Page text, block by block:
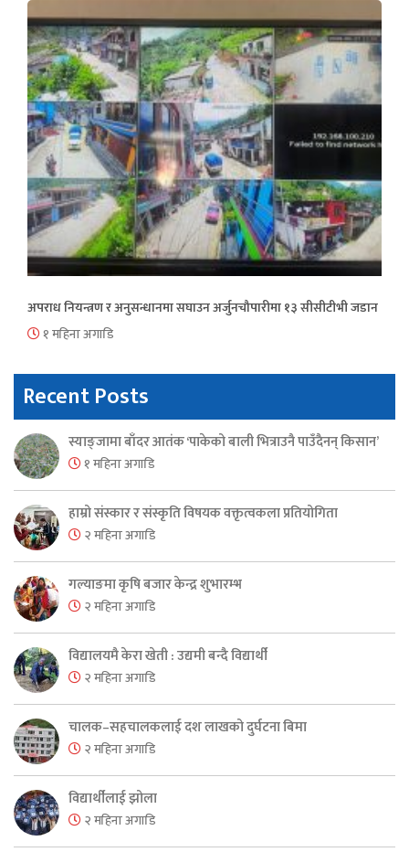
अपराध नियन्त्रण र अनुसन्धानमा सघाउन अर्जुनचौपारीमा १३ सीसीटीभी जडान
१ महिना अगाडि
Recent Posts
स्याङ्जामा बाँदर आतंक ‘पाकेको बाली भित्राउनै पाउँदैनन् किसान’
१ महिना अगाडि
हाम्रो संस्कार र संस्कृति विषयक वक्तृत्वकला प्रतियोगिता
२ महिना अगाडि
गल्याङमा कृषि बजार केन्द्र शुभारम्भ
२ महिना अगाडि
विद्यालयमै केरा खेती : उद्यमी बन्दै विद्यार्थी
२ महिना अगाडि
चालक–सहचालकलाई दश लाखको दुर्घटना बिमा
२ महिना अगाडि
विद्यार्थीलाई झोला
२ महिना अगाडि